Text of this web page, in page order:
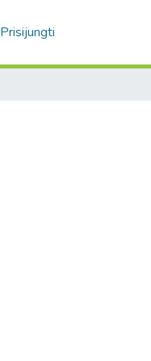
Prisijungti